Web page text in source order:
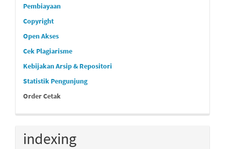
Pembiayaan
Copyright
Open Akses
Cek Plagiarisme
Kebijakan Arsip & Repositori
Statistik Pengunjung
Order Cetak
indexing